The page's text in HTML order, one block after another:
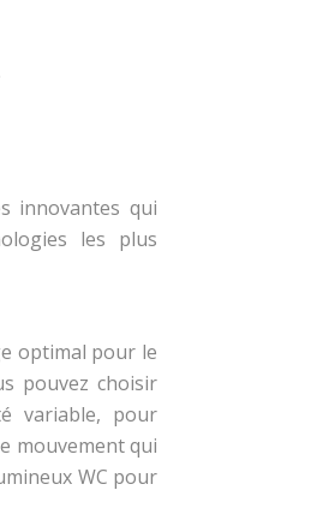
innovantes qui
les plus
optimal pour le
pouvez choisir
variable, pour
mouvement qui
WC pour